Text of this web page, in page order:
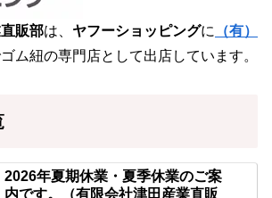
販部は、 ヤフーショッピングに （有）
ム紐の専門店として出店しています。
2026年夏期休業・夏季休業のご案
内です。（有限会社津田産業直販